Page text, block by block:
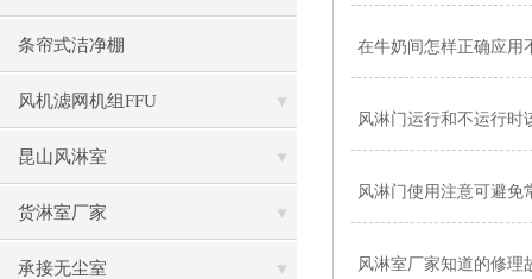
条帘式洁净棚
风机滤网机组FFU
昆山风淋室
货淋室厂家
承接无尘室
在牛奶间怎样正确应用
风淋门运行和不运行时
风淋门使用注意可避免
风淋室厂家知道的修理